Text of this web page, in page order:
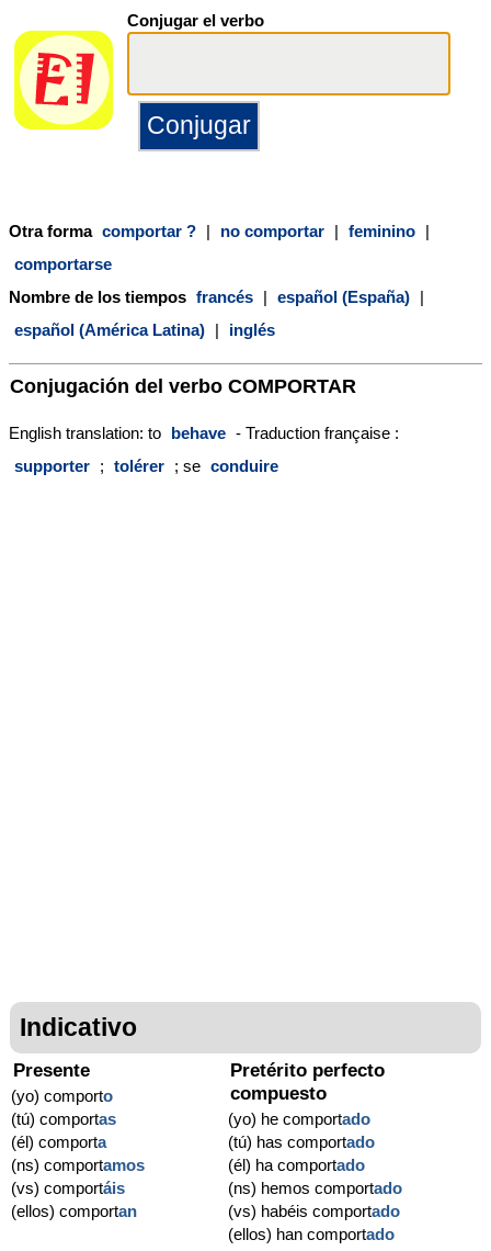
Conjugar el verbo
Otra forma comportar ? | no comportar | feminino |
comportarse
Nombre de los tiempos francés | español (España) |
español (América Latina) | inglés
Conjugación del verbo COMPORTAR
English translation: to behave - Traduction française :
supporter ; tolérer ; se conduire
Indicativo
Presente
(yo) comporto
(tú) comportas
(él) comporta
(ns) comportamos
(vs) comportáis
(ellos) comportan
Pretérito perfecto
compuesto
(yo) he comportado
(tú) has comportado
(él) ha comportado
(ns) hemos comportado
(vs) habéis comportado
(ellos) han comportado